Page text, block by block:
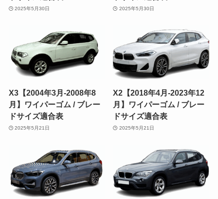
2025年5月30日 2025年5月30日
X3【2004年3月-2008年8
月】ワイパーゴム / ブレー
ドサイズ適合表
2025年5月21日
X2【2018年4月-2023年12
月】ワイパーゴム / ブレー
ドサイズ適合表
2025年5月21日